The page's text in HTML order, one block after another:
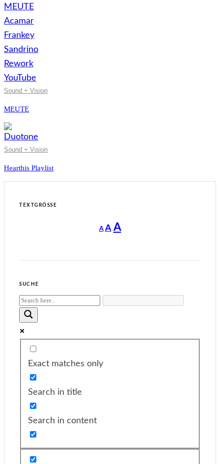
Sound + Vision
MEUTE
Sound + Vision
Hearthis Playlist
TEXTGRÖSSE
A
Decrease
font
A Reset
AIncrease
SUCHE
Exact matches only
Search in title
Search in content